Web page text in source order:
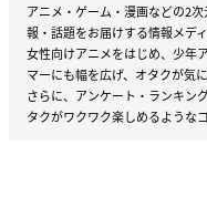
アニメ・ゲーム・漫画などの2
報・話題をお届けする情報メデ
女性向けアニメをはじめ、少年
マーにも幅を広げ、オタクが気
さらに、アンケート・ランキン
タクがワクワク楽しめるような